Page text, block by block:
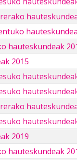
hauteskundeak
2015
2019
hauteskundeak